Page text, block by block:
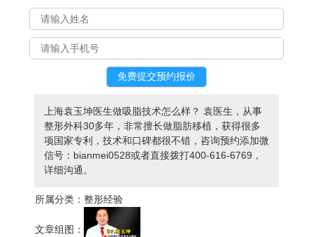
上海袁玉坤医生做吸脂技术怎么样？ 袁医生，从事
整形外科30多年，非常擅长做脂肪移植，获得很多
项国家专利，技术和口碑都很不错，咨询预约添加微
信号：bianmei0528或者直接拨打400-616-6769，
详细沟通。
所属分类：整形经验
文章组图：